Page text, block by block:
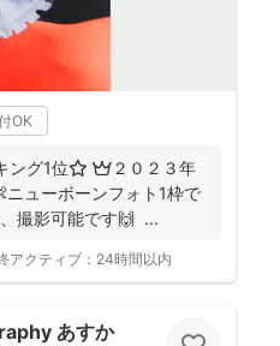
OK
ング1位⭐️ 👑２０２３年
ューボーンフォト1枠で
撮影可能です🙌 ...
アクティブ： 24時間以内
あすか